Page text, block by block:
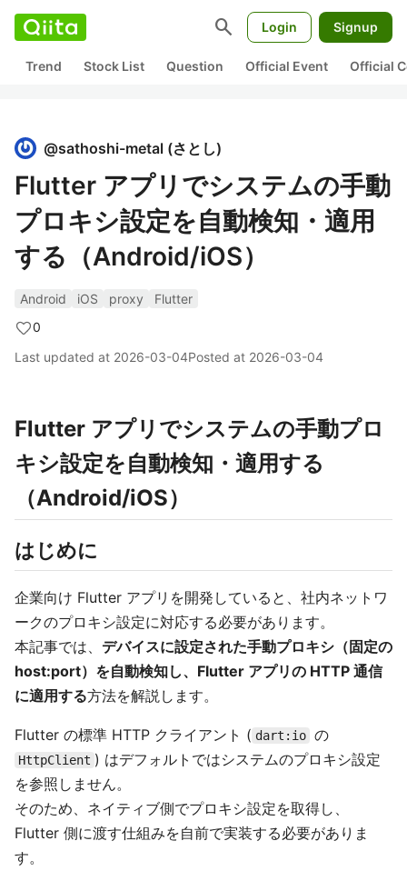
search Login Signup
Trend Stock List Question Official Event Official
@sathoshi-metal (さとし)
Flutter アプリでシステムの手動
プロキシ設定を自動検知・適用
する（Android/iOS）
Android iOS proxy
Flutter
0
Last updated at 2026-03-04Posted at 2026-03-04
Flutter アプリでシステムの手動プロ
キシ設定を自動検知・適用する
（Android/iOS）
はじめに
企業向け Flutter アプリを開発していると、社内ネットワ
ークのプロキシ設定に対応する必要があります。
本記事では、 デバイスに設定された手動プロキシ（固定の
host:port）を自動検知し、Flutter アプリの HTTP 通信
に適用する方法を解説します。
Flutter の標準 HTTP クライアント ( dart:io の
HttpClient ) はデフォルトではシステムのプロキシ設定
を参照しません。
そのため、ネイティブ側でプロキシ設定を取得し、
Flutter 側に渡す仕組みを自前で実装する必要がありま
す。